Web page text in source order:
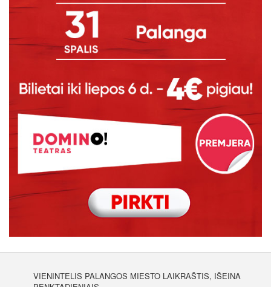
VIENINTELIS PALANGOS MIESTO LAIKRAŠTIS, IŠEINA